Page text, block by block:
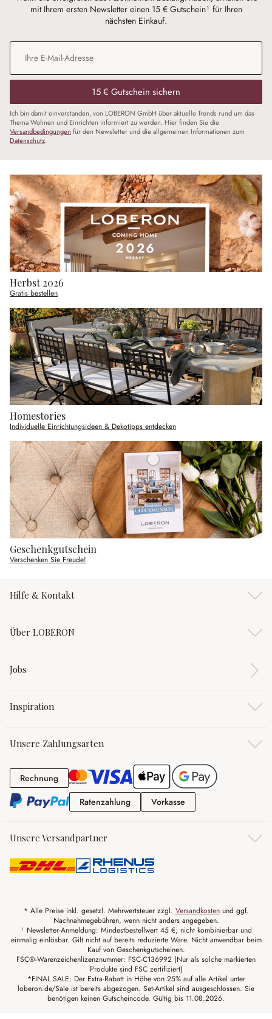
mit Ihrem ersten Newsletter einen 15 € Gutschein¹ für Ihren
nächsten Einkauf.
E-Mail-Adresse
15 € Gutschein sichern
Ich bin damit einverstanden, von LOBERON GmbH über aktuelle Trends rund um das
Thema Wohnen und Einrichten informiert zu werden. Hier finden Sie die
Versandbedingungen für den Newsletter und die allgemeinen Informationen zum
Datenschutz.
Herbst 2026
Gratis bestellen
Homestories
Individuelle Einrichtungsideen & Dekotipps entdecken
Geschenkgutschein
Verschenken Sie Freude!
Hilfe & Kontakt
Über LOBERON
Jobs
Inspiration
Unsere Zahlungsarten
RechnungRechnung
RatenzahlungRatenzahlung
Vorkasse
Unsere Versandpartner
* Alle Preise inkl. gesetzl. Mehrwertsteuer zzgl. Versandkostenund ggf.
Nachnahmegebühren, wenn nicht anders angegeben.
¹ Newsletter-Anmeldung: Mindestbestellwert 45 €; nicht kombinierbar und
einmalig einlösbar. Gilt nicht auf bereits reduzierte Ware. Nicht anwendbar beim
Kauf von Geschenkgutscheinen.
FSC®-Warenzeichenlizenznummer: FSC-C136992 (Nur als solche markierten
Produkte sind FSC zertifiziert)
*FINAL SALE: Der Extra-Rabatt in Höhe von 25% auf alle Artikel unter
loberon.de/Sale ist bereits abgezogen. Set-Artikel sind ausgeschlossen. Sie
benötigen keinen Gutscheincode. Gültig bis 11.08.2026.